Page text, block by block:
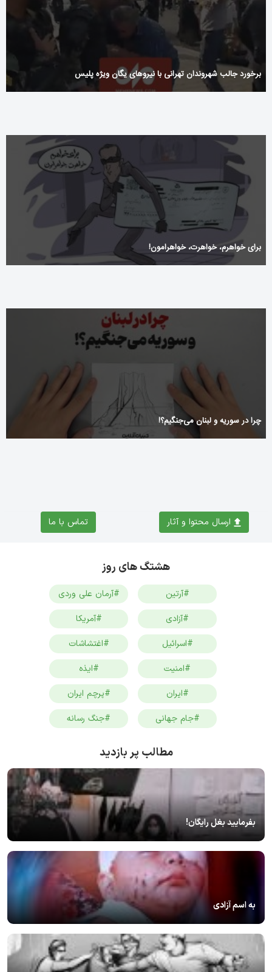
برخورد جالب شهروندان تهرانی با نیروهای یگان ویژه پلیس
برای خواهرم، خواهرت، خواهرامون!
چرا در سوریه و لبنان می‌جنگیم؟!
ارسال محتوا و آثار تماس با ما
هشتگ های روز
#آرتین
#آرمان علی وردی
#آزادی
#آمریکا
#اسرائیل
#اغتشاشات
#امنیت
#ایذه
#ایران
#پرچم ایران
#جام جهانی
#جنگ رسانه
مطالب پر بازدید
بفرمایید بغل رایگان!
به اسم آزادی